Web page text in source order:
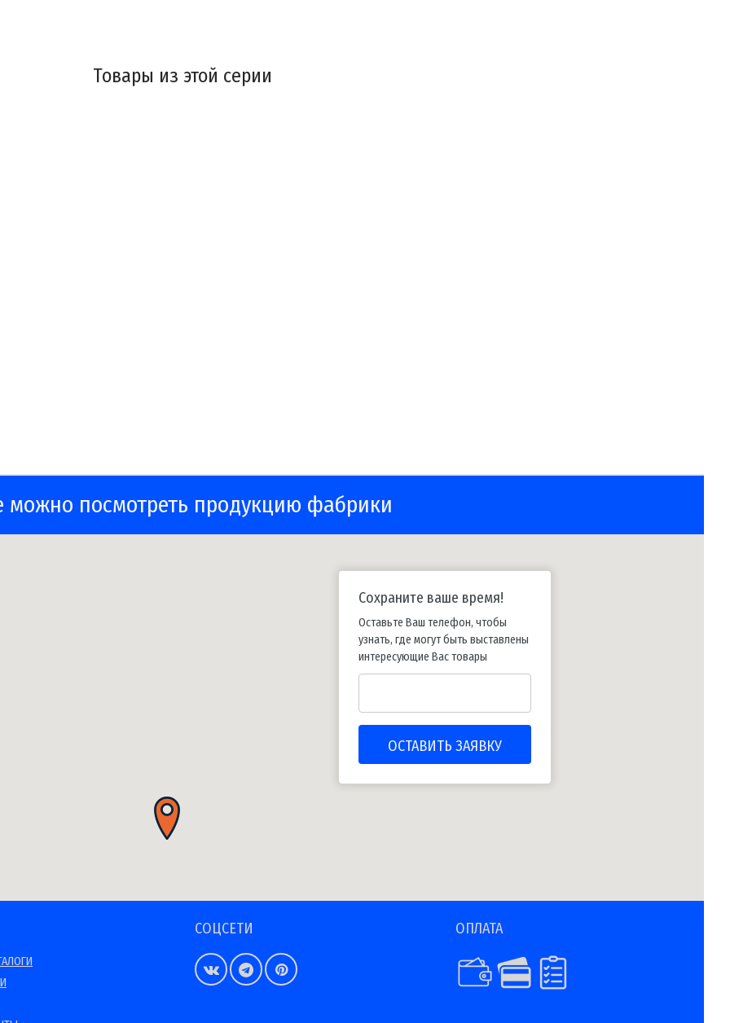
Товары из этой серии
можно посмотреть продукцию фабрики
Сохраните ваше время!
Оставьте Ваш телефон, чтобы
узнать, где могут быть выставлены
интересующие Вас товары
СОЦСЕТИ ОПЛАТА